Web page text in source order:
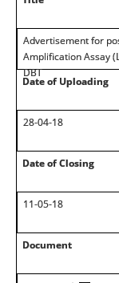
Advertisement for
Amplification Assay
DBT
Date of Uploading
28-04-18
Date of Closing
11-05-18
Document